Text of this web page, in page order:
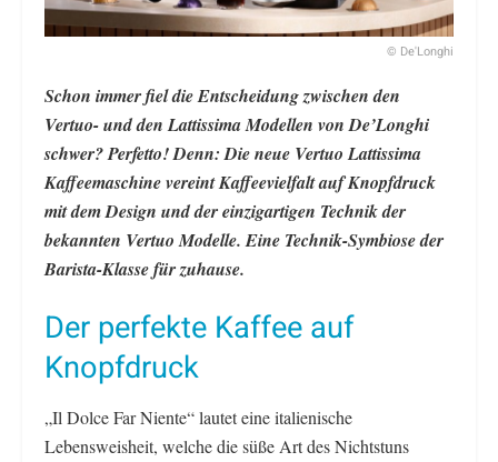
© De'Longhi
Schon immer fiel die Entscheidung zwischen den
Vertuo- und den Lattissima Modellen von De’Longhi
schwer? Perfetto! Denn: Die neue Vertuo Lattissima
Kaffeemaschine vereint Kaffeevielfalt auf Knopfdruck
mit dem Design und der einzigartigen Technik der
bekannten Vertuo Modelle. Eine Technik-Symbiose der
Barista-Klasse für zuhause.
Der perfekte Kaffee auf
Knopfdruck
„Il Dolce Far Niente“ lautet eine italienische
Lebensweisheit, welche die süße Art des Nichtstuns